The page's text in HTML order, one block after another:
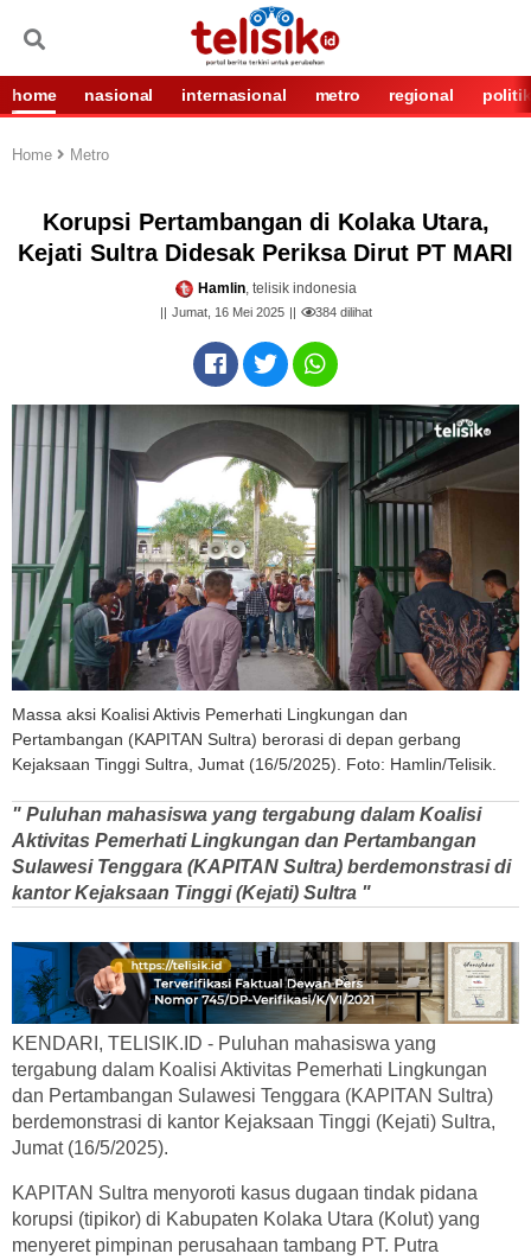
home nasional internasional metro regional politik
Home Metro
Korupsi Pertambangan di Kolaka Utara,
Kejati Sultra Didesak Periksa Dirut PT MARI
Hamlin, telisik indonesia
Jumat, 16 Mei 2025 384dilihat
Massa aksi Koalisi Aktivis Pemerhati Lingkungan dan
Pertambangan (KAPITAN Sultra) berorasi di depan gerbang
Kejaksaan Tinggi Sultra, Jumat (16/5/2025). Foto: Hamlin/Telisik.
" Puluhan mahasiswa yang tergabung dalam Koalisi
Aktivitas Pemerhati Lingkungan dan Pertambangan
Sulawesi Tenggara (KAPITAN Sultra) berdemonstrasi di
kantor Kejaksaan Tinggi (Kejati) Sultra "
KENDARI, TELISIK.ID - Puluhan mahasiswa yang
tergabung dalam Koalisi Aktivitas Pemerhati Lingkungan
dan Pertambangan Sulawesi Tenggara (KAPITAN Sultra)
berdemonstrasi di kantor Kejaksaan Tinggi (Kejati) Sultra,
Jumat (16/5/2025).
KAPITAN Sultra menyoroti kasus dugaan tindak pidana
korupsi (tipikor) di Kabupaten Kolaka Utara (Kolut) yang
menyeret pimpinan perusahaan tambang PT. Putra